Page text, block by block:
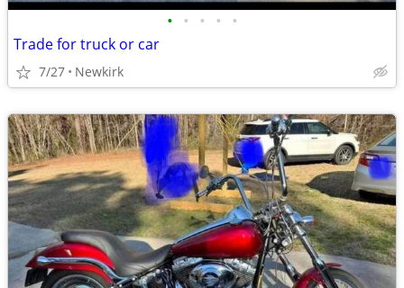
• • • • •
Trade for truck or car
7/27 Newkirk